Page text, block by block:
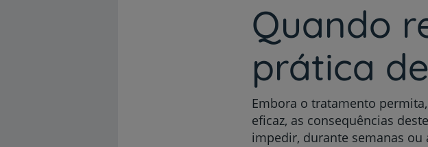
Quando
prática
Embora o tratamento
eficaz, as consequências
impedir, durante semanas ou